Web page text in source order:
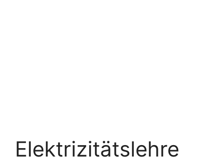
Elektrizitätslehre